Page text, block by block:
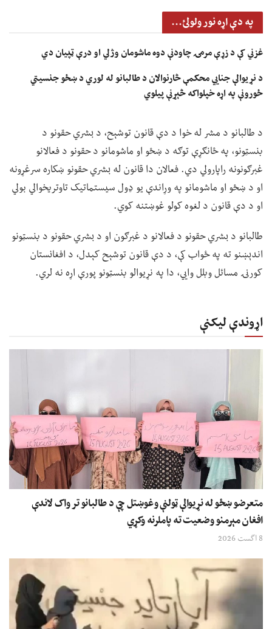
په دې اړه نور ولولئ...
غزني کې د زړې مرمۍ چاودنې دوه ماشومان وژلي او درې ټپیان دي
د نړیوالې جنايي محکمې څارنوالان د طالبانو له لوري د ښځو جنسیتي
ځورونې په اړه خپلواکه څېړنې پیلوي
د طالبانو د مشر له خوا د دې قانون توشېح، د بشري حقونو د
بنسټونو، په ځانګړې توګه د ښځو او ماشومانو د حقونو د فعالانو
غبرګونونه راپارولي دي. فعالان دا قانون له بشري حقونو ښکاره سرغړونه
او د ښځو او ماشومانو په وړاندې یو ډول سیستماتیک تاوتریخوالي بولي
او د دې قانون د لغوه کولو غوښتنه کوي.
طالبانو د بشري حقونو د فعالانو د غبرګون او د بشري حقونو د بنسټونو
اندېښنو ته په ځواب کې، د دې قانون توشېح کېدل، د افغانستان
کورنۍ مسائل وبلل وايي، دا په نړیوالو بنسټونو پورې اړه نه لري.
اړوندې لیکنې
متعرضو ښځو له نړیوالې ټولنې وغوښتل چې د طالبانو تر واک لاندې
افغان مېرمنو وضعیت ته پاملرنه وکړي
8 اگست 2026